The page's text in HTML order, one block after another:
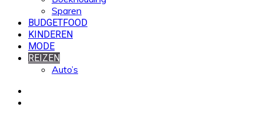
Sparen
BUDGETFOOD
KINDEREN
MODE
REIZEN
Auto’s